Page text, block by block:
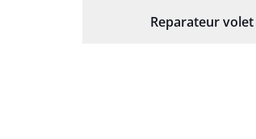
Reparateur